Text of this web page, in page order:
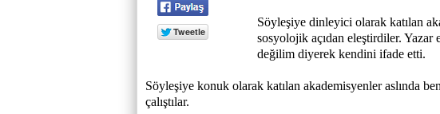
Söyleşiye dinleyici olarak katılan
sosyolojik açıdan eleştirdiler. Yazar
değilim diyerek kendini ifade etti.
Söyleşiye konuk olarak katılan akademisyenler aslında
çalıştılar.